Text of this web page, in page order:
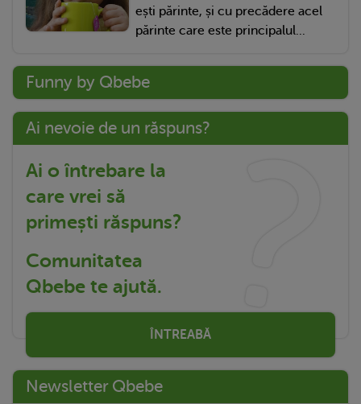
ești părinte, și cu precădere acel
părinte care este principalul...
Funny by Qbebe
Ai nevoie de un răspuns?
Ai o întrebare la
care vrei să
primești răspuns?
Comunitatea
Qbebe te ajută.
ÎNTREABĂ
Newsletter Qbebe